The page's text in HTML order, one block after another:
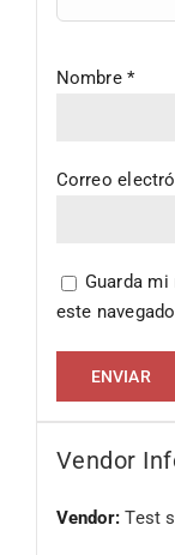
Nombre*
Correo
Guarda
este
Vendor
Vendor:Test